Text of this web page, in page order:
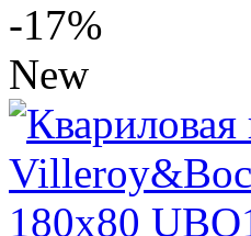
-17%
New